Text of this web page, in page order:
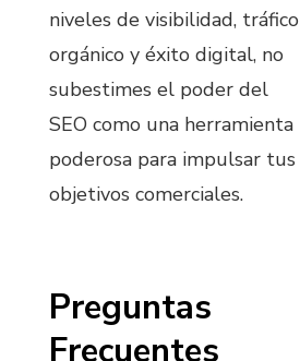
niveles de visibilidad, tráfico
orgánico y éxito digital, no
subestimes el poder del
SEO como una herramienta
poderosa para impulsar tus
objetivos comerciales.
Preguntas
Frecuentes